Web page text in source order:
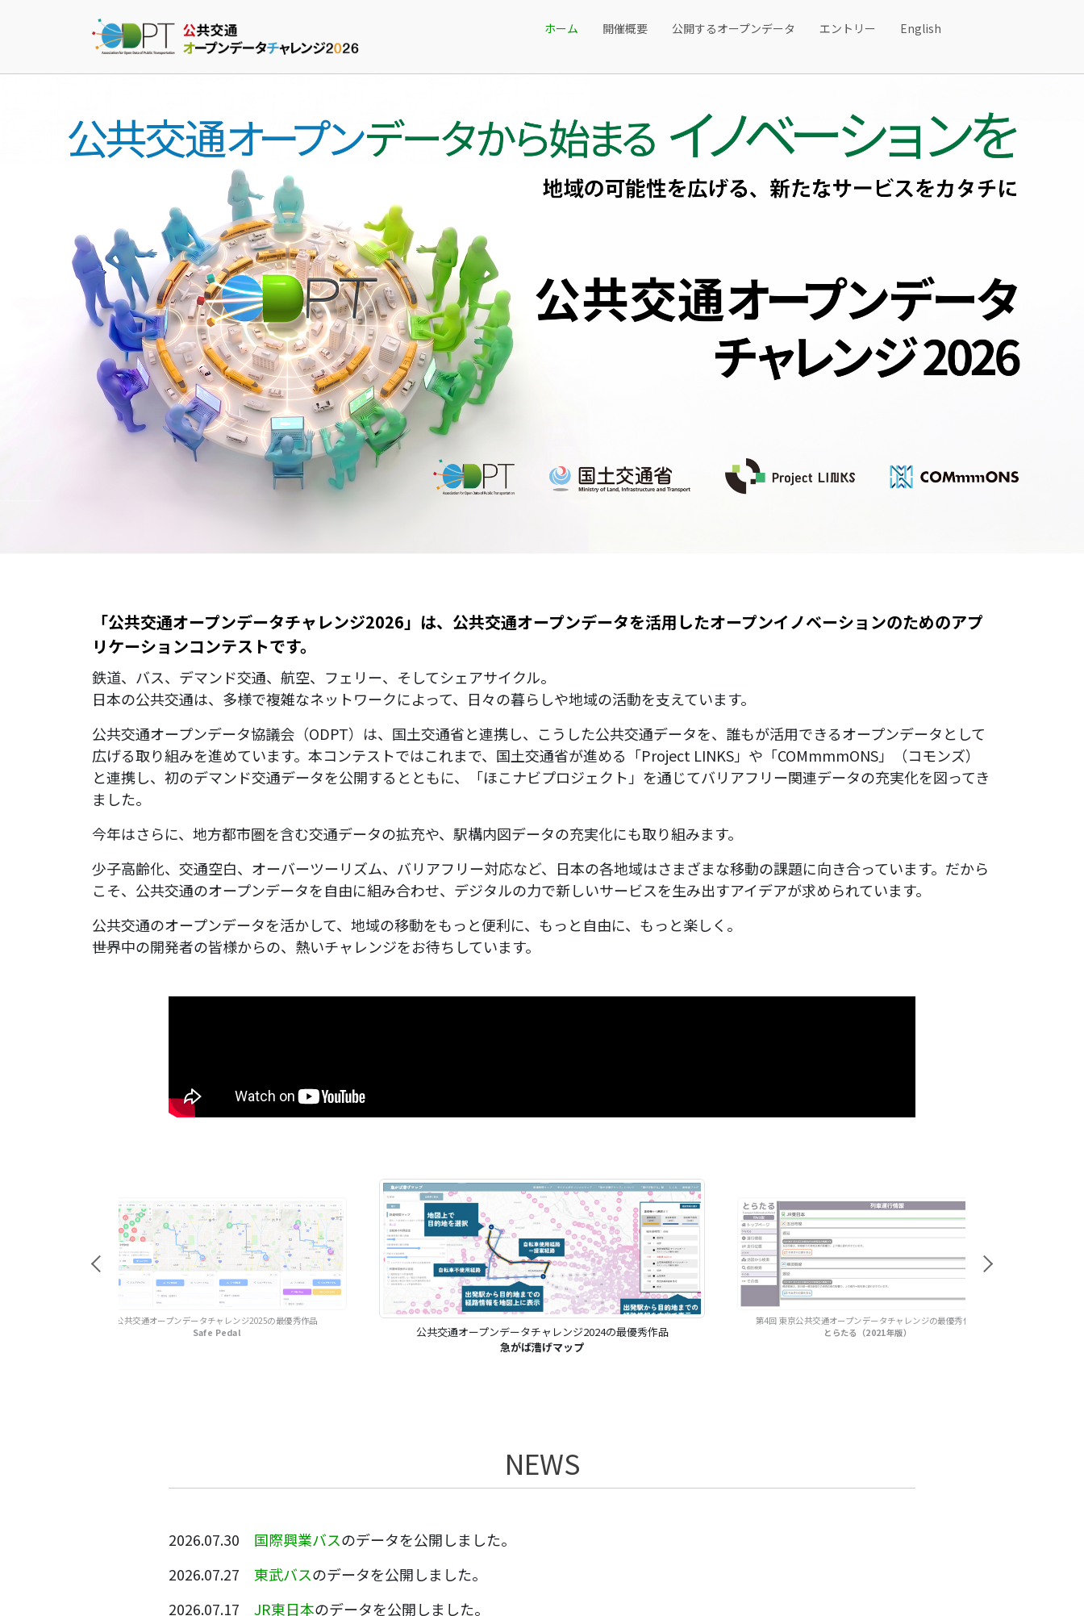
ホーム 開催概要 公開するオープンデータ エントリー English
「公共交通オープンデータチャレンジ2026」は、公共交通オープンデータを活用したオープンイノベーションのためのアプ
リケーションコンテストです。
鉄道、バス、デマンド交通、航空、フェリー、そしてシェアサイクル。
日本の公共交通は、多様で複雑なネットワークによって、日々の暮らしや地域の活動を支えています。
公共交通オープンデータ協議会（ODPT）は、国土交通省と連携し、こうした公共交通データを、誰もが活用できるオープンデータとして
広げる取り組みを進めています。本コンテストではこれまで、国土交通省が進める「Project LINKS」や「COMmmmONS」（コモンズ）
と連携し、初のデマンド交通データを公開するとともに、「ほこナビプロジェクト」を通じてバリアフリー関連データの充実化を図ってき
ました。
今年はさらに、地方都市圏を含む交通データの拡充や、駅構内図データの充実化にも取り組みます。
少子高齢化、交通空白、オーバーツーリズム、バリアフリー対応など、日本の各地域はさまざまな移動の課題に向き合っています。だから
こそ、公共交通のオープンデータを自由に組み合わせ、デジタルの力で新しいサービスを生み出すアイデアが求められています。
公共交通のオープンデータを活かして、地域の移動をもっと便利に、もっと自由に、もっと楽しく。
――世界中の開発者の皆様からの、熱いチャレンジをお待ちしています。
公共交通オープンデータチャレンジ2024の最優秀作品
第4回 東京公共交通オープンデータチャレンジの最優秀作品
とらたる（2021年版）
第4回 東京公共交通オープンデータチャレンジの最優秀作品
NEWS
2026.07.30 国際興業バスのデータを公開しました。
2026.07.27 東武バスのデータを公開しました。
2026.07.17 JR東日本のデータを公開しました。